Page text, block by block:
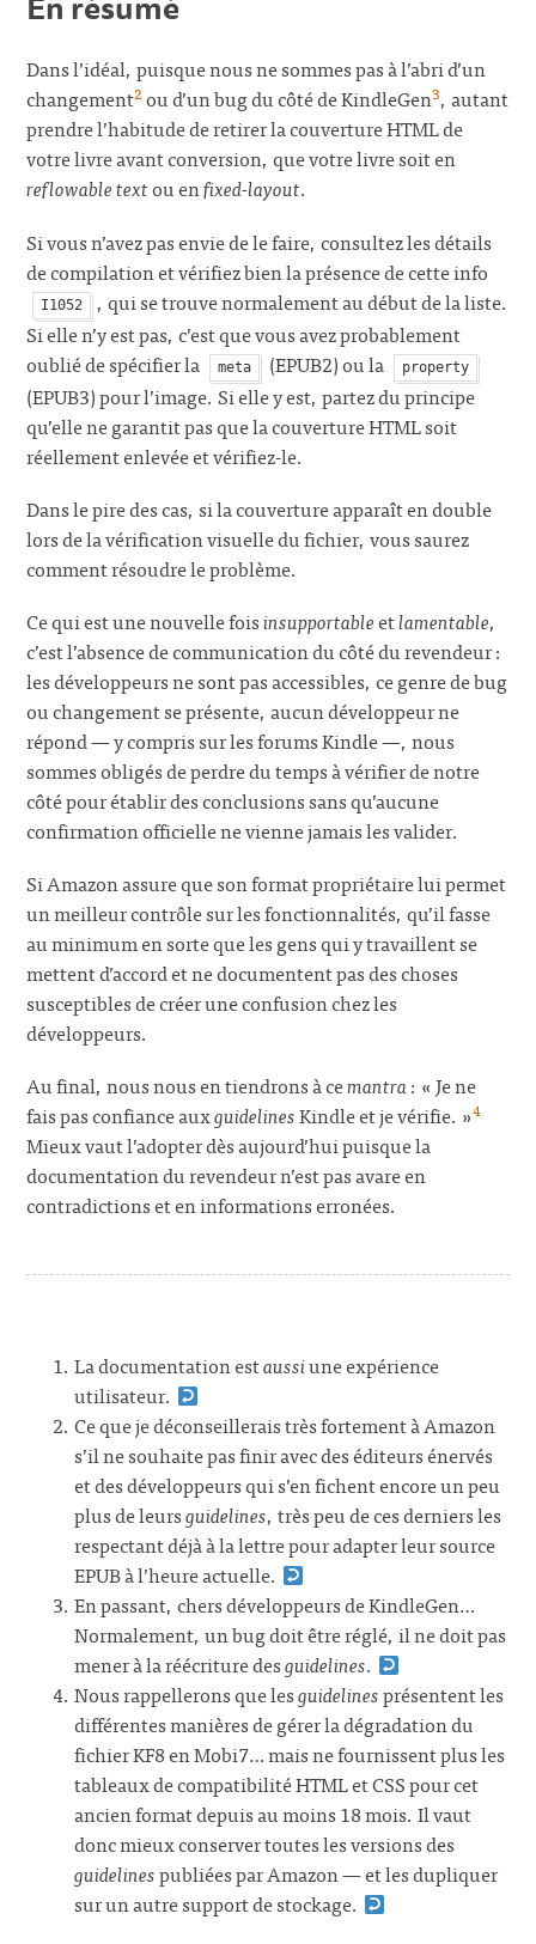
Dans l’idéal, puisque nous ne sommes pas à l’abri d’un
changement2 ou d’un bug du côté de KindleGen3, autant
prendre l’habitude de retirer la couverture HTML de
votre livre avant conversion, que votre livre soit en
reflowable textou enfixed-layout.
Si vous n’avez pas envie de le faire, consultez les détails
de compilation et vérifiez bien la présence de cette info
I1052
, qui se trouve normalement au début de la liste.
Si elle n’y est pas, c’est que vous avez probablement
oublié de spécifier la
meta (EPUB2) ou la property
(EPUB3) pour l’image. Si elle y est, partez du principe
qu’elle ne garantit pas que la couverture HTML soit
réellement enlevée et vérifiez-le.
Dans le pire des cas, si la couverture apparaît en double
lors de la vérification visuelle du fichier, vous saurez
comment résoudre le problème.
Ce qui est une nouvelle foisinsupportableetlamentable,
c’est l’absence de communication du côté du revendeur :
les développeurs ne sont pas accessibles, ce genre de bug
ou changement se présente, aucun développeur ne
répond — y compris sur les forums Kindle —, nous
sommes obligés de perdre du temps à vérifier de notre
côté pour établir des conclusions sans qu’aucune
confirmation officielle ne vienne jamais les valider.
Si Amazon assure que son format propriétaire lui permet
un meilleur contrôle sur les fonctionnalités, qu’il fasse
au minimum en sorte que les gens qui y travaillent se
mettent d’accord et ne documentent pas des choses
susceptibles de créer une confusion chez les
développeurs.
Au final, nous nous en tiendrons à cemantra: « Je ne
fais pas confiance auxguidelinesKindle et je vérifie. »4
Mieux vaut l’adopter dès aujourd’hui puisque la
documentation du revendeur n’est pas avare en
contradictions et en informations erronées.
La documentation estaussiune expérience
utilisateur.
Ce que je déconseillerais très fortement à Amazon
s’il ne souhaite pas finir avec des éditeurs énervés
et des développeurs qui s’en fichent encore un peu
plus de leursguidelines, très peu de ces derniers les
respectant déjà à la lettre pour adapter leur source
EPUB à l’heure actuelle.
En passant, chers développeurs de KindleGen…
Normalement, un bug doit être réglé, il ne doit pas
mener à la réécriture desguidelines.
Nous rappellerons que lesguidelinesprésentent les
différentes manières de gérer la dégradation du
fichier KF8 en Mobi7… mais ne fournissent plus les
tableaux de compatibilité HTML et CSS pour cet
ancien format depuis au moins 18 mois. Il vaut
donc mieux conserver toutes les versions des
guidelinespubliées par Amazon — et les dupliquer
sur un autre support de stockage.